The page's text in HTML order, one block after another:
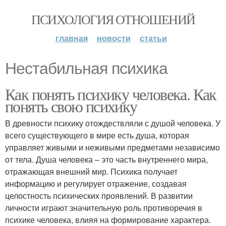
ПСИХОЛОГИЯ ОТНОШЕНИЙ
главная новости статьи
Нестабильная психика
Как понять психику человека. Как
понять свою психику
В древности психику отождествляли с душой человека. У
всего существующего в мире есть душа, которая
управляет живыми и неживыми предметами независимо
от тела. Душа человека – это часть внутреннего мира,
отражающая внешний мир. Психика получает
информацию и регулирует отражение, создавая
целостность психических проявлений. В развитии
личности играют значительную роль противоречия в
психике человека, влияя на формирование характера.